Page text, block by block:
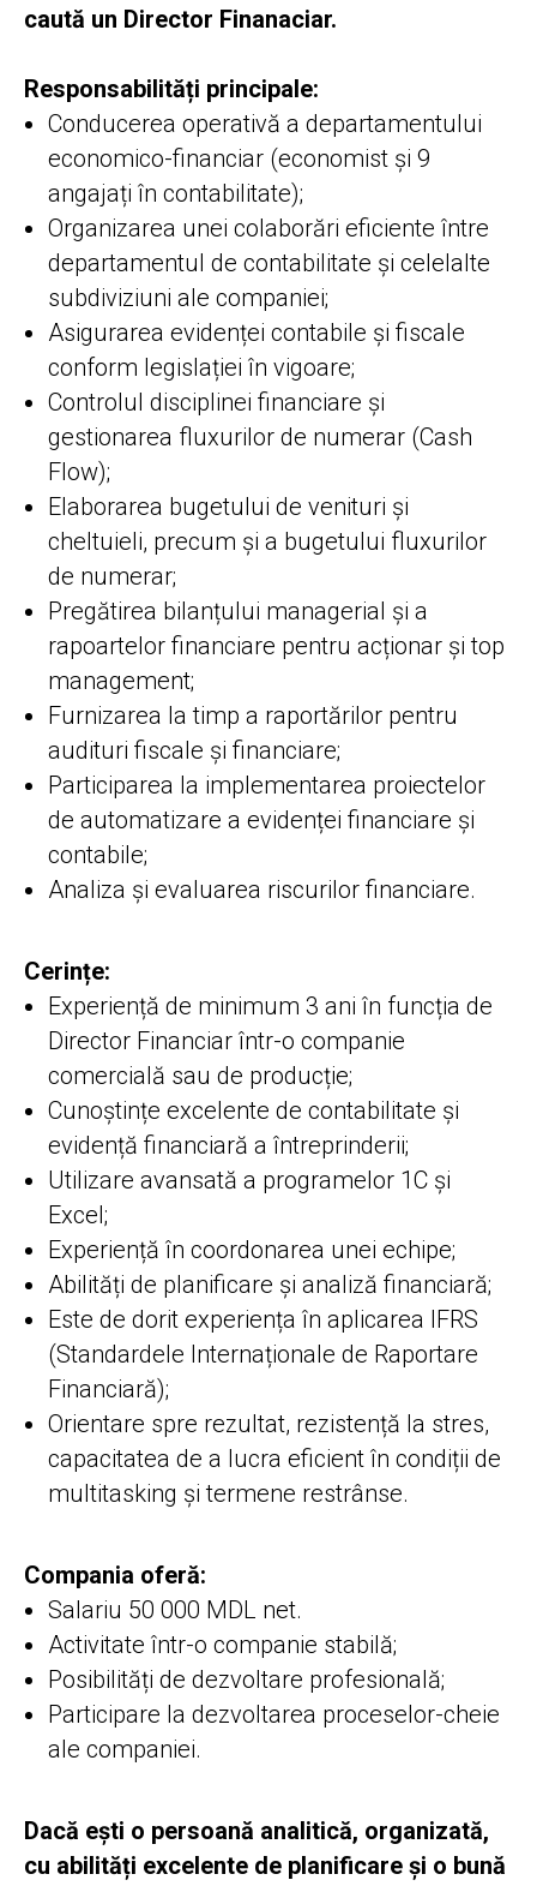
caută un Director Finanaciar.
Responsabilități principale:
Conducerea operativă a departamentului
economico-financiar (economist și 9
angajați în contabilitate);
Organizarea unei colaborări eficiente între
departamentul de contabilitate și celelalte
subdiviziuni ale companiei;
Asigurarea evidenței contabile și fiscale
conform legislației în vigoare;
Controlul disciplinei financiare și
gestionarea fluxurilor de numerar (Cash
Flow);
Elaborarea bugetului de venituri și
cheltuieli, precum și a bugetului fluxurilor
de numerar;
Pregătirea bilanțului managerial și a
rapoartelor financiare pentru acționar și top
management;
Furnizarea la timp a raportărilor pentru
audituri fiscale și financiare;
Participarea la implementarea proiectelor
de automatizare a evidenței financiare și
contabile;
Analiza și evaluarea riscurilor financiare.
Cerințe:
Experiență de minimum 3 ani în funcția de
Director Financiar într-o companie
comercială sau de producție;
Cunoștințe excelente de contabilitate și
evidență financiară a întreprinderii;
Utilizare avansată a programelor 1C și
Excel;
Experiență în coordonarea unei echipe;
Abilități de planificare și analiză financiară;
Este de dorit experiența în aplicarea IFRS
(Standardele Internaționale de Raportare
Financiară);
Orientare spre rezultat, rezistență la stres,
capacitatea de a lucra eficient în condiții de
multitasking și termene restrânse.
Compania oferă:
Salariu 50 000 MDL net.
Activitate într-o companie stabilă;
Posibilități de dezvoltare profesională;
Participare la dezvoltarea proceselor-cheie
ale companiei.
Dacă ești o persoană analitică, organizată,
cu abilități excelente de planificare și o bună